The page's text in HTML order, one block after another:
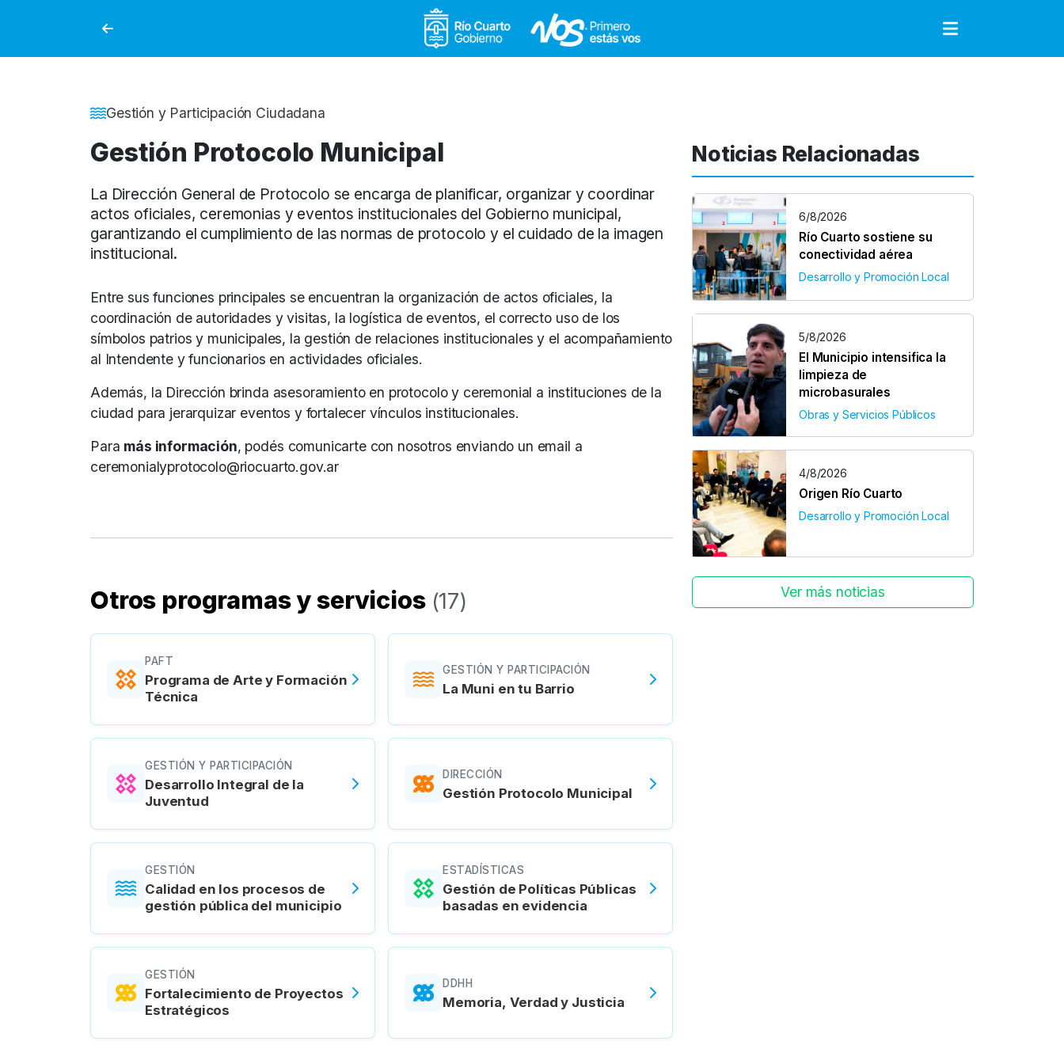
Gobierno de Río Cuarto
Detalle de la Noticia
Gestión y Participación Ciudadana
Gestión Protocolo Municipal
La Dirección General de Protocolo se encarga de planificar, organizar y coordinar
actos oficiales, ceremonias y eventos institucionales del Gobierno municipal,
garantizando el cumplimiento de las normas de protocolo y el cuidado de la imagen
institucional.
Entre sus funciones principales se encuentran la organización de actos oficiales, la
coordinación de autoridades y visitas, la logística de eventos, el correcto uso de los
símbolos patrios y municipales, la gestión de relaciones institucionales y el acompañamiento
al Intendente y funcionarios en actividades oficiales.
Además, la Dirección brinda asesoramiento en protocolo y ceremonial a instituciones de la
ciudad para jerarquizar eventos y fortalecer vínculos institucionales.
Para más información, podés comunicarte con nosotros enviando un email a
ceremonialyprotocolo@riocuarto.gov.ar
Otros programas y servicios (17)
PAFT
Programa de Arte y Formación
Técnica
GESTIÓN Y PARTICIPACIÓN
La Muni en tu Barrio
GESTIÓN Y PARTICIPACIÓN
Desarrollo Integral de la
Juventud
DIRECCIÓN
Gestión Protocolo Municipal
GESTIÓN
Calidad en los procesos de
gestión pública del municipio
ESTADÍSTICAS
Gestión de Políticas Públicas
basadas en evidencia
GESTIÓN
Fortalecimiento de Proyectos
Estratégicos
DDHH
Memoria, Verdad y Justicia
Noticias Relacionadas
6/8/2026
Río Cuarto sostiene su
conectividad aérea
Desarrollo y Promoción Local
5/8/2026
El Municipio intensifica la
limpieza de
microbasurales
Obras y Servicios Públicos
4/8/2026
Origen Río Cuarto
Desarrollo y Promoción Local
Ver más noticias